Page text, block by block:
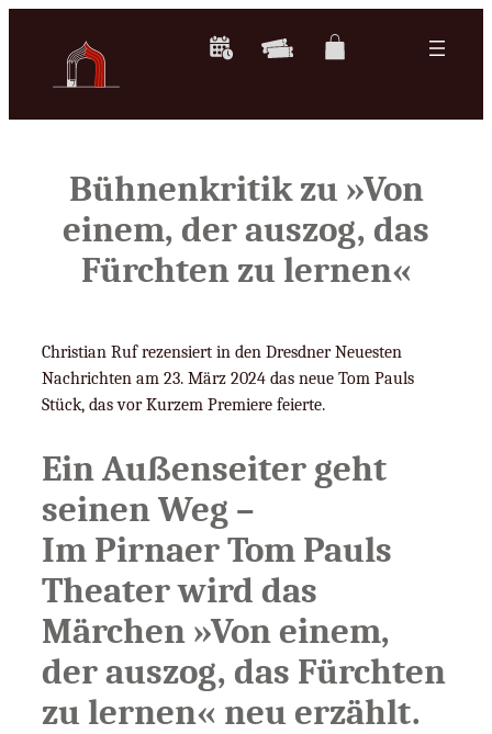
Bühnenkritik zu »Von
einem, der auszog, das
Fürchten zu lernen«
Christian Ruf rezensiert in den Dresdner Neuesten
Nachrichten am 23. März 2024 das neue Tom Pauls
Stück, das vor Kurzem Premiere feierte.
Ein Außenseiter geht
seinen Weg –
Im Pirnaer Tom Pauls
Theater wird das
Märchen »Von einem,
der auszog, das Fürchten
zu lernen« neu erzählt.